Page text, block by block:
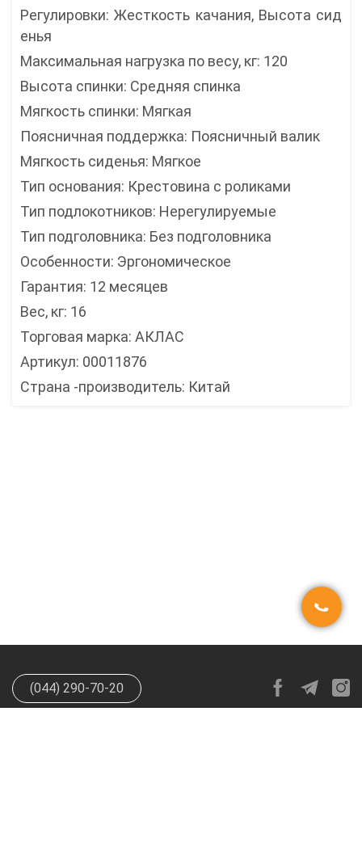
Регулировки: Жесткость качания, Высота сид
енья
Максимальная нагрузка по весу, кг: 120
Высота спинки: Средняя спинка
Мягкость спинки: Мягкая
Поясничная поддержка: Поясничный валик
Мягкость сиденья: Мягкое
Тип основания: Крестовина с роликами
Тип подлокотников: Нерегулируемые
Тип подголовника: Без подголовника
Особенности: Эргономическое
Гарантия: 12 месяцев
Вес, кг: 16
Торговая марка: АКЛАС
Артикул: 00011876
Страна -производитель: Китай
(044) 290-70-20